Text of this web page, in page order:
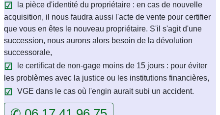
la pièce d'identité du propriétaire : en cas de nouvelle
acquisition, il nous faudra aussi l'acte de vente pour certifier
que vous en êtes le nouveau propriétaire. S'il s'agit d'une
succession, nous aurons alors besoin de la dévolution
successorale,
le certificat de non-gage moins de 15 jours : pour éviter
les problèmes avec la justice ou les institutions financières,
VGE dans le cas où l'engin aurait subi un accident.